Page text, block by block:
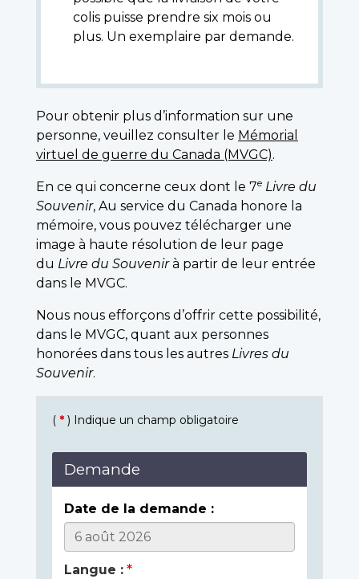
colis puisse prendre six mois ou
plus. Un exemplaire par demande.
Pour obtenir plus d’information sur une
personne, veuillez consulter le Mémorial
virtuel de guerre du Canada (MVGC).
En ce qui concerne ceux dont le 7e Livre du
Souvenir, Au service du Canada honore la
mémoire, vous pouvez télécharger une
image à haute résolution de leur page
du Livre du Souvenirà partir de leur entrée
dans le MVGC.
Nous nous efforçons d’offrir cette possibilité,
dans le MVGC, quant aux personnes
honorées dans tous les autres Livres du
Souvenir.
( * ) Indique un champ obligatoire
Demande
Date de la demande :
Langue :